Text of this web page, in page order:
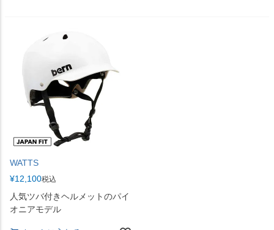
WATTS
¥12,100税込
人気ツバ付きヘルメットのパイ
オニアモデル